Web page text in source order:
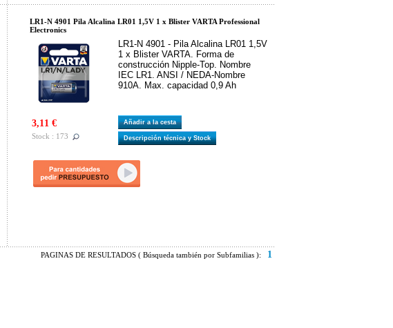
LR1-N 4901 Pila Alcalina LR01 1,5V 1 x Blister VARTA Professional
Electronics
LR1-N 4901 - Pila Alcalina LR01 1,5V
1 x Blister VARTA. Forma de
construcción Nipple-Top. Nombre
IEC LR1. ANSI / NEDA-Nombre
910A. Max. capacidad 0,9 Ah
3,11 €
Stock : 173
Añadir a la cesta
Descripción técnica y Stock
PAGINAS DE RESULTADOS ( Búsqueda también por Subfamilias ): 1